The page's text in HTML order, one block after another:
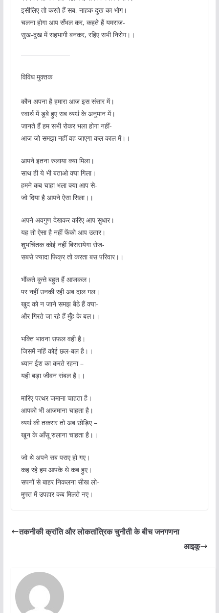
इसीलिए तो करते हैं सब, नाहक दुख का भोग।
चलना होगा आप सँभल कर, कहते हैं यमराज-
सुख-दुख में सहभागी बनकर, रहिए सभी निरोग।।
विविध मुक्तक
कौन अपना है हमारा आज इस संसार में।
स्वार्थ में डूबे हुए सब व्यर्थ के अनुमान में।
जानते हैं हम सभी रोकर भला होगा नहीं-
आज जो समझा नहीं वह जाएगा कल काल में।।
आपने इतना रुलाया क्या मिला।
साथ ही ये भी बताओ क्या गिला।
हमने कब चाहा भला क्या आप से-
जो दिया है आपने ऐसा सिला।।
अपने अवगुण देखकर करिए आप सुधार।
यह तो ऐसा है नहीं फेंको आप उतार।
शुभचिंतक कोई नहीं बिसरायेगा रोज-
सबसे ज्यादा फिक्र तो करता बस परिवार।।
भौंकते कुत्ते बहुत हैं आजकल।
पर नहीं उनकी रही अब दाल गल।
खुद को न जाने समझ बैठे हैं क्या-
और गिरते जा रहे हैं मुंँह के बल।।
भक्ति भावना सफल वही है।
जिसमें नहिं कोई छल-बल है।।
ध्यान ईश का करते रहना –
यही बड़ा जीवन संबल है।।
मारिए पत्थर जमाना चाहता है।
आपको भी आजमाना चाहता है।
व्यर्थ की तकरार तो अब छोड़िए –
खून के आँसू रुलाना चाहता है।।
जो थे अपने सब पराए हो गए।
कह रहे हम आपके थे कब हुए।
सपनों से बाहर निकलना सीख लो-
मुफ्त में उपहार कब मिलते नए।
तकनीकी क्रांति और लोकतांत्रिक चुनौती के बीच जनगणना
आइकू